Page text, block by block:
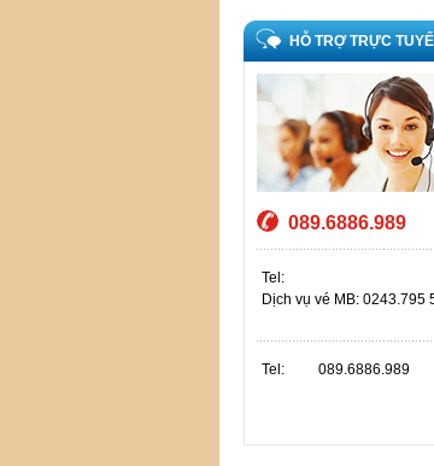
HỖ TRỢ TRỰC
089.6886.989
Tel:
Dịch vụ vé MB: 0243.795
Tel: 089.6886.989